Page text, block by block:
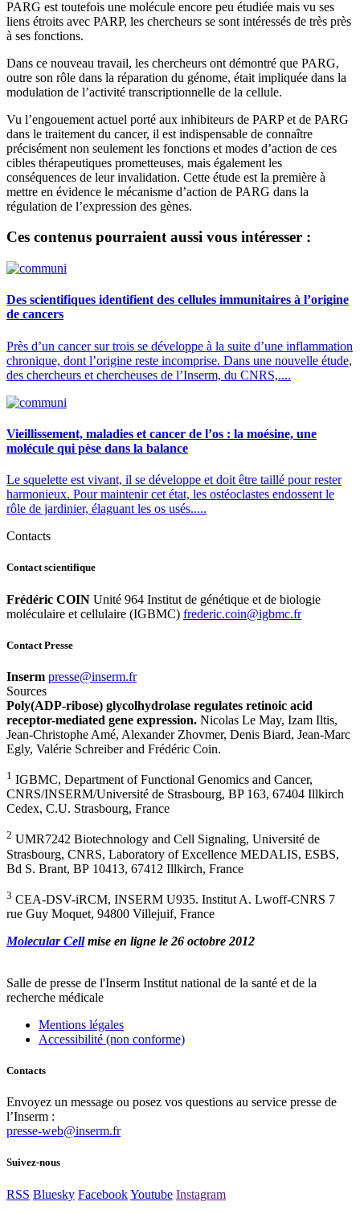
PARG est toutefois une molécule encore peu étudiée mais vu ses
liens étroits avec PARP, les chercheurs se sont intéressés de très près
à ses fonctions.
Dans ce nouveau travail, les chercheurs ont démontré que PARG,
outre son rôle dans la réparation du génome, était impliquée dans la
modulation de l’activité transcriptionnelle de la cellule.
Vu l’engouement actuel porté aux inhibiteurs de PARP et de PARG
dans le traitement du cancer, il est indispensable de connaître
précisément non seulement les fonctions et modes d’action de ces
cibles thérapeutiques prometteuses, mais également les
conséquences de leur invalidation. Cette étude est la première à
mettre en évidence le mécanisme d’action de PARG dans la
régulation de l’expression des gènes.
Ces contenus pourraient aussi vous intéresser :
Des scientifiques identifient des cellules immunitaires à l’origine
de cancers
Près d’un cancer sur trois se développe à la suite d’une inflammation
chronique, dont l’origine reste incomprise. Dans une nouvelle étude,
des chercheurs et chercheuses de l’Inserm, du CNRS,....
Vieillissement, maladies et cancer de l’os : la moésine, une
molécule qui pèse dans la balance
Le squelette est vivant, il se développe et doit être taillé pour rester
harmonieux. Pour maintenir cet état, les ostéoclastes endossent le
rôle de jardinier, élaguant les os usés.....
Contacts
Contact scientifique
Frédéric COIN Unité 964 Institut de génétique et de biologie
moléculaire et cellulaire (IGBMC) rf.cmbgi@nioc.cirederf
Contact Presse
Inserm rf.mresni@esserp
Sources
Poly(ADP-ribose) glycolhydrolase regulates retinoic acid
receptor-mediated gene expression. Nicolas Le May, Izam Iltis,
Jean-Christophe Amé, Alexander Zhovmer, Denis Biard, Jean-Marc
Egly, Valérie Schreiber and Frédéric Coin.
1 IGBMC, Department of Functional Genomics and Cancer,
CNRS/INSERM/Université de Strasbourg, BP 163, 67404 Illkirch
Cedex, C.U. Strasbourg, France
2 UMR7242 Biotechnology and Cell Signaling, Université de
Strasbourg, CNRS, Laboratory of Excellence MEDALIS, ESBS,
Bd S. Brant, BP 10413, 67412 Illkirch, France
3 CEA-DSV-iRCM, INSERM U935. Institut A. Lwoff-CNRS 7
rue Guy Moquet, 94800 Villejuif, France
Molecular Cellmise en ligne le 26 octobre 2012
Salle de presse de l'Inserm Institut national de la santé et de la
recherche médicale
Mentions légales
Accessibilité (non conforme)
Contacts
Envoyez un message ou posez vos questions au service presse de
l’Inserm :
presse-web@inserm.fr
Suivez-nous
RSS Bluesky FacebookYoutube Instagram